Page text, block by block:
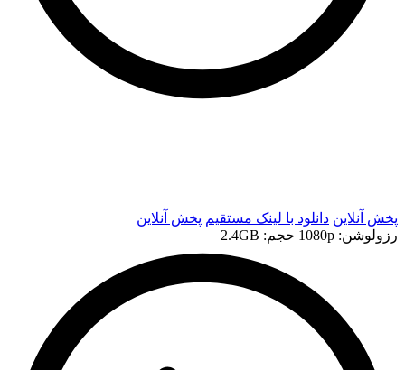
پخش آنلاین دانلود با لينک مستقيم پخش آنلاین
رزولوشن: 1080p
حجم: 2.4GB